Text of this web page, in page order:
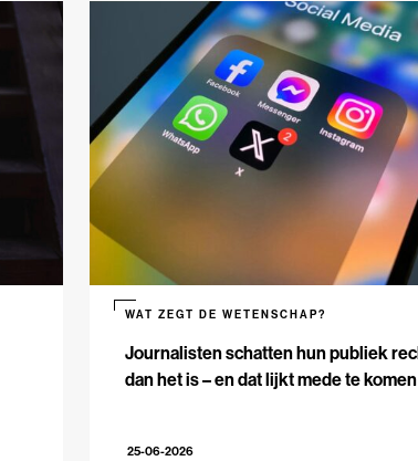
Journalisten schatten hun publiek
dan het is – en dat lijkt mede te
WAT ZEGT DE WETENSCHAP?
25-06-2026